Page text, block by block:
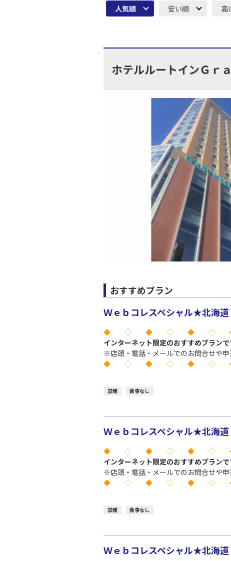
人気順 安い順 高
ホテルルートインＧｒ
おすすめプラン
Ｗｅｂコレスペシャル★北海
◆ ◇ ◆ ◇ ◆ ◇
インターネット限定のおすすめプランで
※店頭・電話・メールでのお問合せや申
◆ ◇ ◆ ◇ ◆ ◇
禁煙 食事なし
Ｗｅｂコレスペシャル★北海
◆ ◇ ◆ ◇ ◆ ◇
インターネット限定のおすすめプランで
※店頭・電話・メールでのお問合せや申
◆ ◇ ◆ ◇ ◆ ◇
禁煙 食事なし
Ｗｅｂコレスペシャル★北海